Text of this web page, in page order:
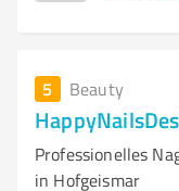
5 Beauty
Professionelles
in Hofgeismar